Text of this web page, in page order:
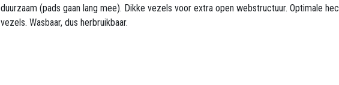
duurzaam (pads gaan lang mee). Dikke vezels voor extra open webstructuur. Optimale
vezels. Wasbaar, dus herbruikbaar.